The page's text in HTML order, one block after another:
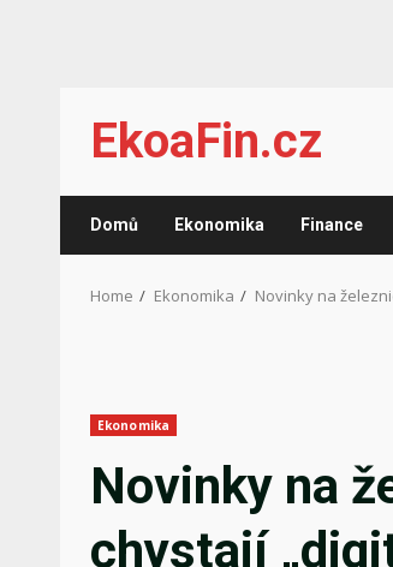
content
EkoaFin.cz
Domů Ekonomika Finance
Home Ekonomika Novinky na
Ekonomika
Novinky na
chystají